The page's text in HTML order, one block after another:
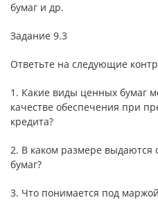
бумаг и др.
Задание 9.3
Ответьте на следующие
1. Какие виды ценных бумаг
качестве обеспечения при
кредита?
2. В каком размере выдаются
бумаг?
3. Что понимается под